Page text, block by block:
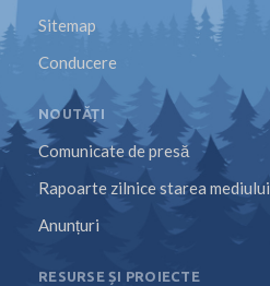
Sitemap
Conducere
NOUTĂȚI
Comunicate de presă
Rapoarte zilnice starea mediului
Anunțuri
RESURSE ȘI PROIECTE